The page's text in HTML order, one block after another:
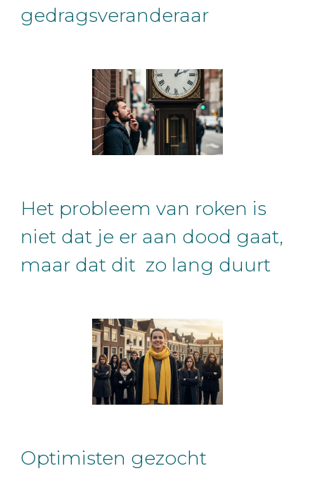
gedragsveranderaar
Het probleem van roken is
niet dat je er aan dood gaat,
maar dat dit zo lang duurt
Optimisten gezocht